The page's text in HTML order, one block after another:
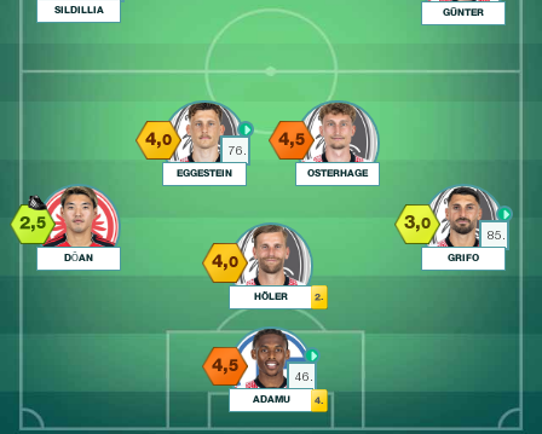
SILDILLIA GÜNTER
76.
4,0
EGGESTEIN
4,5
OSTERHAGE
2,5
DŌAN 4,0
HÖLER 2.
85.
3,0
GRIFO
46.
4,5
ADAMU 4.